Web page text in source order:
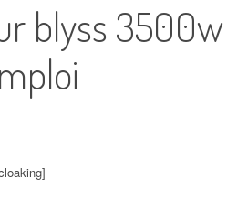
blyss 3500w